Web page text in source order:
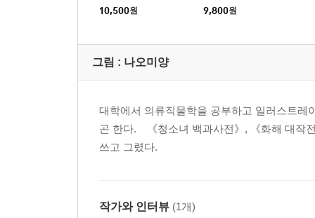
10,500원 9,800원
그림 : 나오미양
대학에서 의류직물학을 공부하고 일러스트레
곤 한다. 《청소녀 백과사전》, 《화해 대작
쓰고 그렸다.
작가와 인터뷰 (1개)